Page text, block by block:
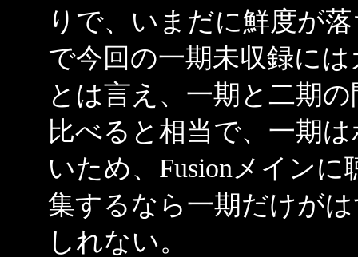
りで、いまだに鮮度が
で今回の一期未収録に
とは言え、一期と二期
比べると相当で、一期
いため、Fusionメイン
集するなら一期だけが
しれない。